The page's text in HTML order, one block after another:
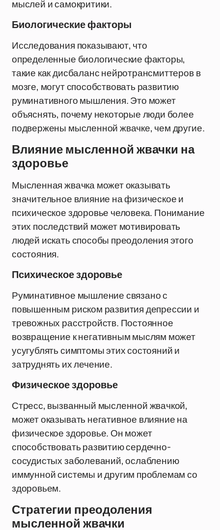
мыслей и самокритики.
Биологические факторы
Исследования показывают, что
определенные биологические факторы,
такие как дисбаланс нейротрансмиттеров в
мозге, могут способствовать развитию
руминативного мышления. Это может
объяснять, почему некоторые люди более
подвержены мысленной жвачке, чем другие.
Влияние мысленной жвачки на
здоровье
Мысленная жвачка может оказывать
значительное влияние на физическое и
психическое здоровье человека. Понимание
этих последствий может мотивировать
людей искать способы преодоления этого
состояния.
Психическое здоровье
Руминативное мышление связано с
повышенным риском развития депрессии и
тревожных расстройств. Постоянное
возвращение к негативным мыслям может
усугублять симптомы этих состояний и
затруднять их лечение.
Физическое здоровье
Стресс, вызванный мысленной жвачкой,
может оказывать негативное влияние на
физическое здоровье. Он может
способствовать развитию сердечно-
сосудистых заболеваний, ослаблению
иммунной системы и другим проблемам со
здоровьем.
Стратегии преодоления
мысленной жвачки